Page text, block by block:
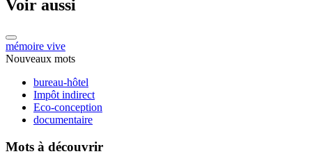
Voir aussi
mémoire vive
Nouveaux mots
bureau-hôtel
Impôt indirect
Eco-conception
documentaire
Mots à découvrir